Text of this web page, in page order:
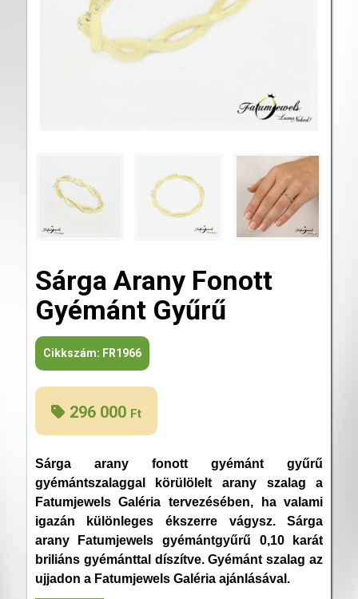
Sárga Arany Fonott
Gyémánt Gyűrű
Cikkszám: FR1966
296 000 Ft
Sárga arany fonott gyémánt gyűrű
gyémántszalaggal körülölelt arany szalag a
Fatumjewels Galéria tervezésében, ha valami
igazán különleges ékszerre vágysz. Sárga
arany Fatumjewels gyémántgyűrű 0,10 karát
briliáns gyémánttal díszítve. Gyémánt szalag az
ujjadon a Fatumjewels Galéria ajánlásával.